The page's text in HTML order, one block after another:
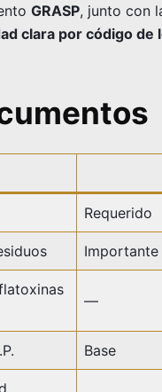
GRASP, junto con
clara por código de
Requerido
Importante
—
Base